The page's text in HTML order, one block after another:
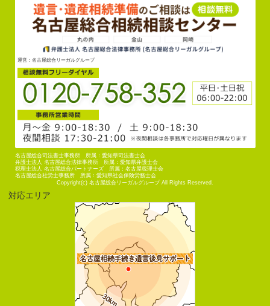
運営：名古屋総合リーガルグループ
名古屋総合司法書士事務所 所属：愛知県司法書士会
弁護士法人 名古屋総合法律事務所 所属：愛知県弁護士会
税理士法人 名古屋総合パートナーズ 所属：名古屋税理士会
名古屋総合社労士事務所 所属：愛知県社会保険労務士会
Copyright(c) 名古屋総合リーガルグループ All Rights Reserved.
対応エリア